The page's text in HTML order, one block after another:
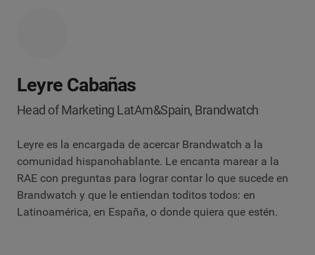
Leyre Cabañas
Head of Marketing LatAm&Spain, Brandwatch
Leyre es la encargada de acercar Brandwatch a la
comunidad hispanohablante. Le encanta marear a la
RAE con preguntas para lograr contar lo que sucede en
Brandwatch y que le entiendan toditos todos: en
Latinoamérica, en España, o donde quiera que estén.